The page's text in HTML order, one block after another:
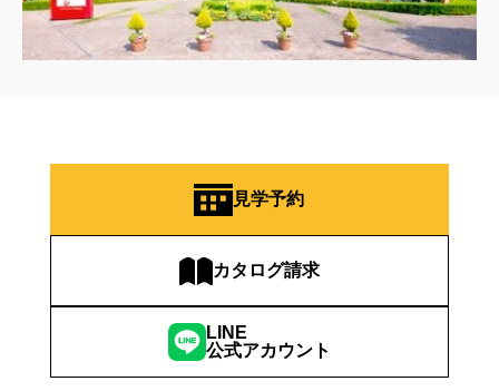
見学予約
カタログ請求
LINE
公式アカウント